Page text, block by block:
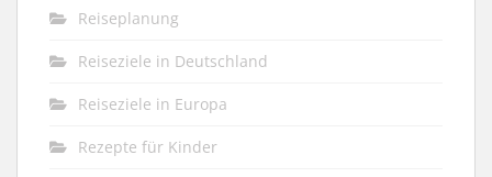
Reiseplanung
Reiseziele in Deutschland
Reiseziele in Europa
Rezepte für Kinder